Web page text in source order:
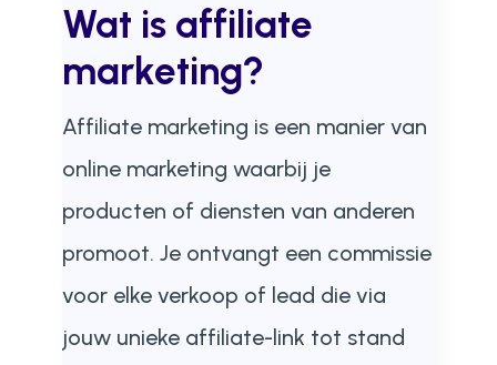
Wat is affiliate
marketing?
Affiliate marketing is een manier van
online marketing waarbij je
producten of diensten van anderen
promoot. Je ontvangt een commissie
voor elke verkoop of lead die via
jouw unieke affiliate-link tot stand